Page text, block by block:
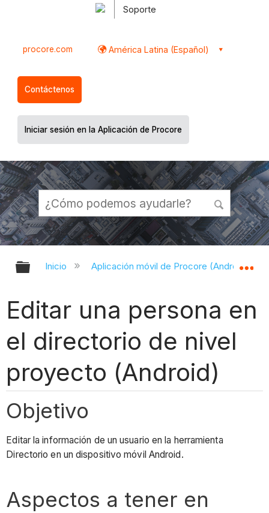
Soporte
procore.com América Latina (Español)
Contáctenos
Iniciar sesión en la Aplicación de Procore
Expandir/contraer jerarquía global
Inicio Aplicación móvil de Procore (Android)
Editar una persona en
el directorio de nivel
proyecto (Android)
Objetivo
Editar la información de un usuario en la herramienta
Directorio en un dispositivo móvil Android.
Aspectos a tener en